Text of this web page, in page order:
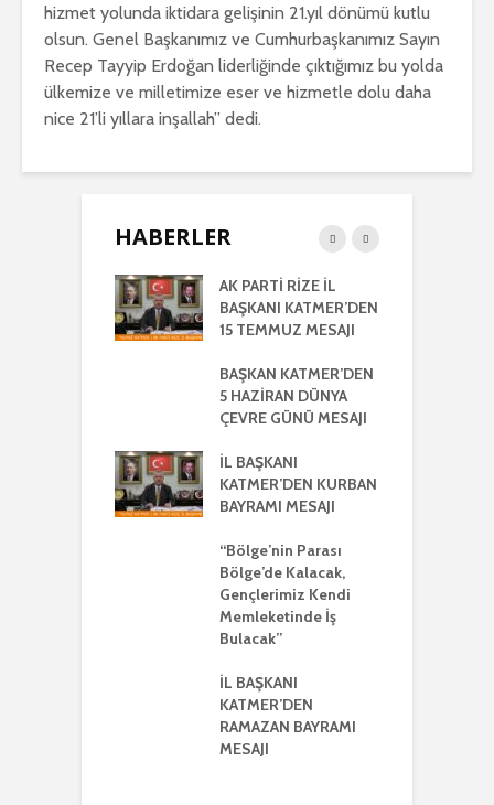
hizmet yolunda iktidara gelişinin 21.yıl dönümü kutlu
olsun. Genel Başkanımız ve Cumhurbaşkanımız Sayın
Recep Tayyip Erdoğan liderliğinde çıktığımız bu yolda
ülkemize ve milletimize eser ve hizmetle dolu daha
nice 21’li yıllara inşallah” dedi.
HABERLER
AK PARTİ RİZE İL
BAŞKANI KATMER’DEN
15 TEMMUZ MESAJI
BAŞKAN KATMER’DEN
5 HAZİRAN DÜNYA
ÇEVRE GÜNÜ MESAJI
İL BAŞKANI
KATMER’DEN KURBAN
BAYRAMI MESAJI
“Bölge’nin Parası
Bölge’de Kalacak,
Gençlerimiz Kendi
Memleketinde İş
Bulacak”
İL BAŞKANI
KATMER’DEN
RAMAZAN BAYRAMI
MESAJI